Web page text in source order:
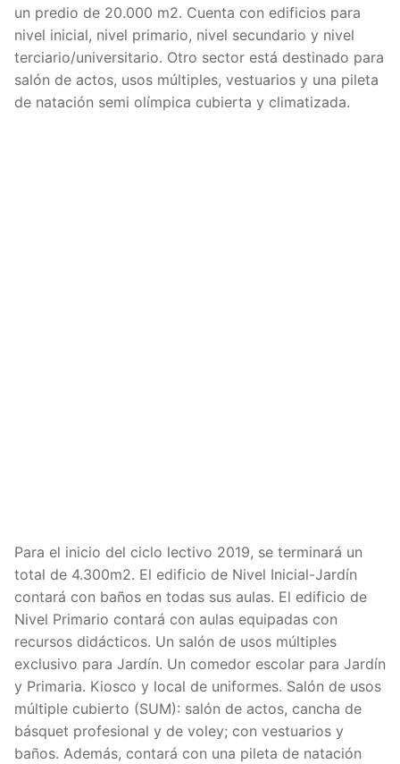
un predio de 20.000 m2. Cuenta con edificios para
nivel inicial, nivel primario, nivel secundario y nivel
terciario/universitario. Otro sector está destinado para
salón de actos, usos múltiples, vestuarios y una pileta
de natación semi olímpica cubierta y climatizada.
Para el inicio del ciclo lectivo 2019, se terminará un
total de 4.300m2. El edificio de Nivel Inicial-Jardín
contará con baños en todas sus aulas. El edificio de
Nivel Primario contará con aulas equipadas con
recursos didácticos. Un salón de usos múltiples
exclusivo para Jardín. Un comedor escolar para Jardín
y Primaria. Kiosco y local de uniformes. Salón de usos
múltiple cubierto (SUM): salón de actos, cancha de
básquet profesional y de voley; con vestuarios y
baños. Además, contará con una pileta de natación